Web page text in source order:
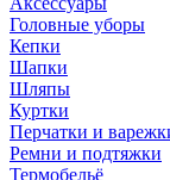
Головные уборы
Кепки
Шапки
Шляпы
Куртки
Перчатки и
Ремни и подтяжки
Термобельё